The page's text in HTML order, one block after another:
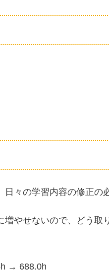
日々の学習内容の修正
やせないので、どう取
→ 688.0h